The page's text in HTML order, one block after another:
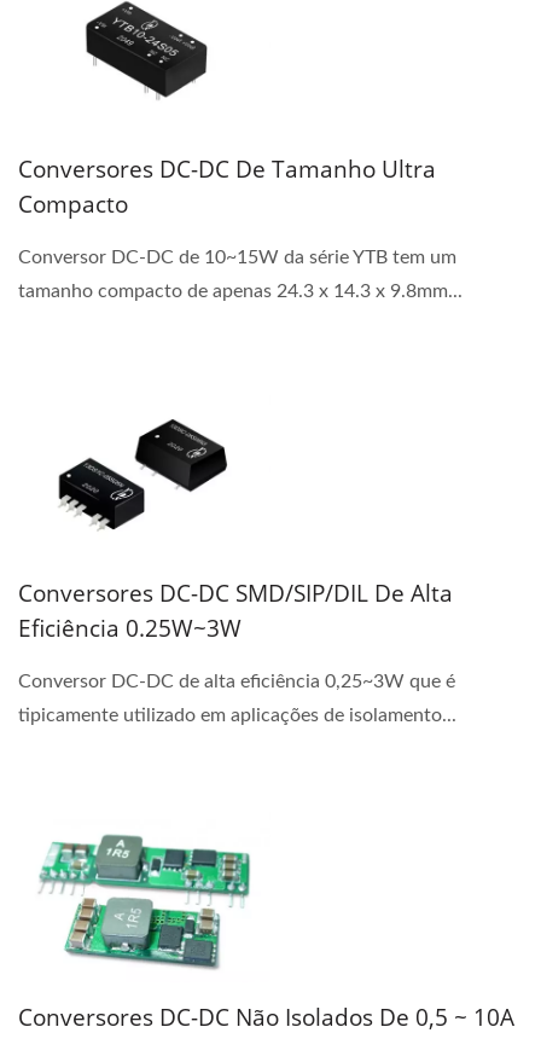
Conversores DC-DC De Tamanho Ultra
Compacto
Conversor DC-DC de 10~15W da série YTB tem um
tamanho compacto de apenas 24.3 x 14.3 x 9.8mm...
Conversores DC-DC SMD/SIP/DIL De Alta
Eficiência 0.25W~3W
Conversor DC-DC de alta eficiência 0,25~3W que é
tipicamente utilizado em aplicações de isolamento...
Conversores DC-DC Não Isolados De 0,5 ~ 10A